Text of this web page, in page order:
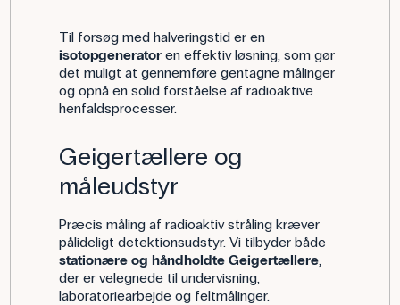
Til forsøg med halveringstid er en
isotopgeneratoren effektiv løsning, som gør
det muligt at gennemføre gentagne målinger
og opnå en solid forståelse af radioaktive
henfaldsprocesser.
Geigertællere og
måleudstyr
Præcis måling af radioaktiv stråling kræver
pålideligt detektionsudstyr. Vi tilbyder både
stationære og håndholdte Geigertællere,
der er velegnede til undervisning,
laboratoriearbejde og feltmålinger.